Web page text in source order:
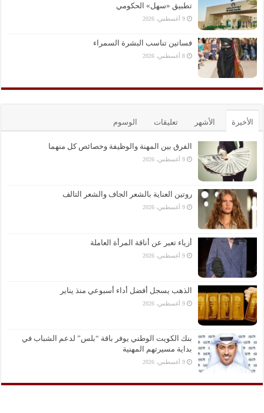
تطبيق «سهل» الحكومي
9 أغسطس، 2026
فساتين تناسب البشرة السمراء
8 أغسطس، 2026
الأخيرة الأشهر تعليقات الوسوم
الفرق بين المهنة والوظيفة وخصائص كل منهما
9 أغسطس، 2026
روتين العناية بالشعر الجاف والشعر التالف
9 أغسطس، 2026
أزياء تعبر عن أناقة المرأة العاملة
9 أغسطس، 2026
الذهب يسجل أفضل أداء أسبوعي منذ يناير
9 أغسطس، 2026
بنك الكويت الوطني يوفر باقة “بلس” لدعم الشباب في
بداية مسيرتهم المهنية
9 أغسطس، 2026